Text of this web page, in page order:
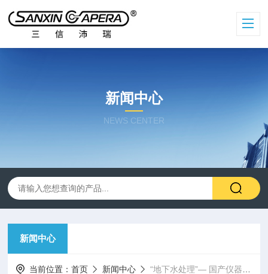
新闻中心
NEWS CENTER
新闻中心
当前位置：首页 新闻中心 “地下水处理”— 国产仪器仪表行业的历史性机遇